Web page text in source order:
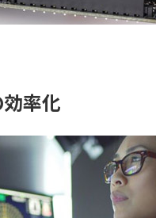
率化